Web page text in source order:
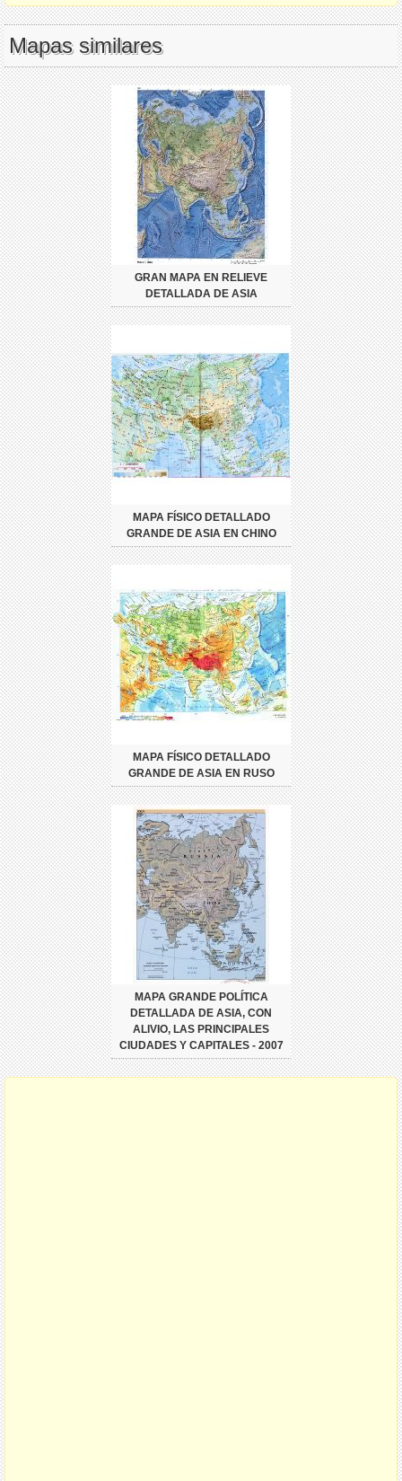
Mapas similares
GRAN MAPA EN RELIEVE
DETALLADA DE ASIA
MAPA FÍSICO DETALLADO
GRANDE DE ASIA EN CHINO
MAPA FÍSICO DETALLADO
GRANDE DE ASIA EN RUSO
MAPA GRANDE POLÍTICA
DETALLADA DE ASIA, CON
ALIVIO, LAS PRINCIPALES
CIUDADES Y CAPITALES - 2007